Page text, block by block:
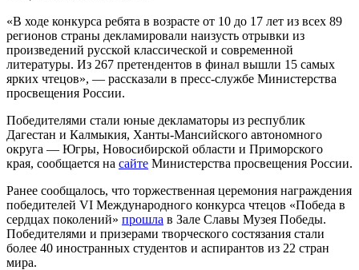
«В ходе конкурса ребята в возрасте от 10 до 17 лет из всех 89
регионов страны декламировали наизусть отрывки из
произведений русской классической и современной
литературы. Из 267 претендентов в финал вышли 15 самых
ярких чтецов», — рассказали в пресс-службе Министерства
просвещения России.
Победителями стали юные декламаторы из республик
Дагестан и Калмыкия, Ханты-Мансийского автономного
округа — Югры, Новосибирской области и Приморского
края, сообщается на сайте Министерства просвещения России.
Ранее сообщалось, что торжественная церемония награждения
победителей VI Международного конкурса чтецов «Победа в
сердцах поколений» прошла в Зале Славы Музея Победы.
Победителями и призерами творческого состязания стали
более 40 иностранных студентов и аспирантов из 22 стран
мира.